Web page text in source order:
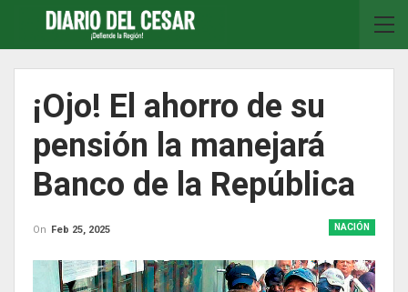
¡Ojo! El ahorro de su
pensión la manejará
Banco de la República
NACIÓN
On Feb 25, 2025